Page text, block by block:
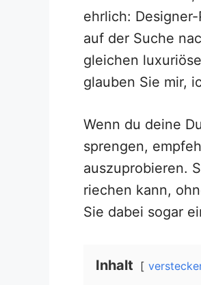
ehrlich:
auf der Suche
gleichen
glauben Sie mir,
Wenn du deine
sprengen,
auszuprobieren.
riechen kann,
Sie dabei sogar
Inhalt